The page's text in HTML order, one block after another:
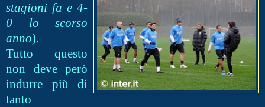
stagioni fa e 4-
0 lo scorso
anno).
Tutto questo
non deve però
indurre più di
tanto